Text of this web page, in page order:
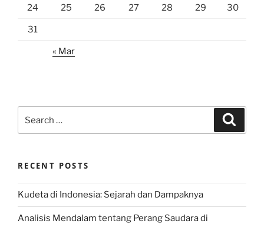
24 25 26 27 28 29 30
31
« Mar
for:
RECENT POSTS
Kudeta di Indonesia: Sejarah dan Dampaknya
Analisis Mendalam tentang Perang Saudara di